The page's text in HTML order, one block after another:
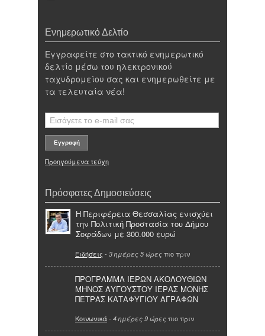
Ενημερωτικό Δελτίο
Εγγραφείτε στο τακτικό ενημερωτικό
δελτίο μέσω του ηλεκτρονικού
ταχυδρομείου σας και ενημερωθείτε με
τα τελευταία νέα!
Προηγούμενα τεύχη
Πρόσφατες Δημοσιεύσεις
Η Περιφέρεια Θεσσαλίας ενισχύει
την Πολιτική Προστασία του Δήμου
Σοφάδων με 300.000 ευρώ
Ειδήσεις - 3 ημέρες 5 ώρες πιο πριν
ΠΡΟΓΡΑΜΜΑ ΙΕΡΩΝ ΑΚΟΛΟΥΘΙΩΝ
ΜΗΝΟΣ ΑΥΓΟΥΣΤΟΥ ΙΕΡΑΣ ΜΟΝΗΣ
ΠΕΤΡΑΣ ΚΑΤΑΦΥΓΙΟΥ ΑΓΡΑΦΩΝ
Κοινωνικά- 4 ημέρες 9 ώρες πιο πριν